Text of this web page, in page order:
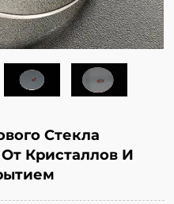
Стекла
Кристаллов И